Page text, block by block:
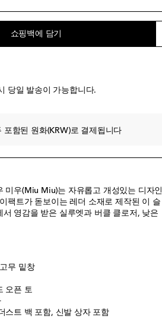
지막 상품
시리스트에 추가
리스트에 추가
쇼핑백에 담기
당일 발송이 가능합니다.
포함된 원화(KRW)로 결제됩니다
미우(Miu Miu)는 자유롭고 개성있는 디자인
팩트가 돋보이는 레더 소재로 제작된 이 슬
서 영감을 받은 실루엣과 버클 클로저, 낮은
무 밑창
오픈 토
스트 백 포함, 신발 상자 포함